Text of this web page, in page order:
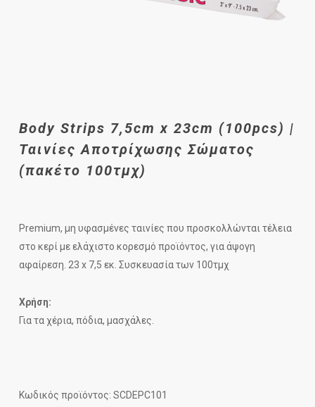
Body Strips 7,5cm x 23cm (100pcs) |
Ταινίες Αποτρίχωσης Σώματος
(πακέτο 100τμχ)
Premium, μη υφασμένες ταινίες που προσκολλώνται τέλεια
στο κερί με ελάχιστο κορεσμό προϊόντος, για άψογη
αφαίρεση. 23 x 7,5 εκ. Συσκευασία των 100τμχ
Χρήση:
Για τα χέρια, πόδια, μασχάλες.
Κωδικός προϊόντος: SCDEPC101